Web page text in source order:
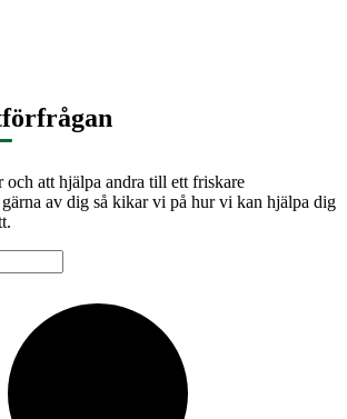
och att hjälpa andra till ett friskare
av dig så kikar vi på hur vi kan hjälpa dig